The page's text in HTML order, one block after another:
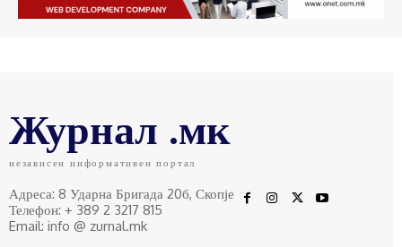
Журнал .мк
независен информативен портал
Адреса: 8 Ударна Бригада 20б, Скопје
Телефон: + 389 2 3217 815
Email: info @ zurnal.mk